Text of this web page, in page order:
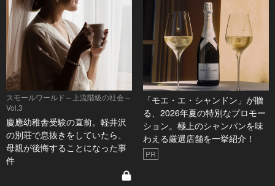
スモールワールド～上流階級の社会～
Vol.3
慶應幼稚舎受験の直前。軽井沢
の別荘で息抜きをしていたら、
母親が後悔することになった事
件
「モエ・エ・シャンドン」が贈
る、2026年夏の特別なプロモー
ション。極上のシャンパンを味
わえる厳選店舗を一挙紹介！
PR